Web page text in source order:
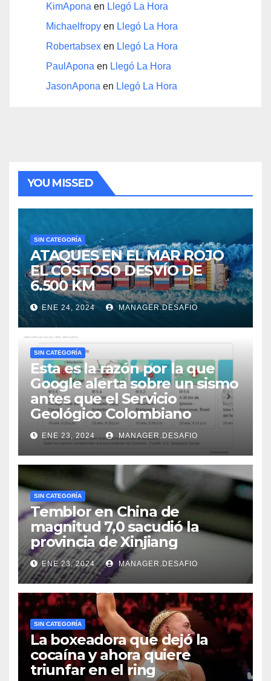
KimApona en Llegó La Hora
Michaelfropy en Llegó La Hora
Robertabsex en Llegó La Hora
PaulApona en Llegó La Hora
JasonApona en Llegó La Hora
YOU MISSED
SIN CATEGORÍA
ATAQUES EN EL MAR ROJO
EL COSTOSO DESVÍO DE
6.500 KM
ENE 24, 2024 MANAGER.DESAFIO
SIN CATEGORÍA
Esta es la razón por la que
Google alerta sobre un sismo
antes que el Servicio
Geológico Colombiano
ENE 23, 2024 MANAGER.DESAFIO
SIN CATEGORÍA
Temblor en China de
magnitud 7,0 sacudió la
provincia de Xinjiang
ENE 23, 2024 MANAGER.DESAFIO
SIN CATEGORÍA
La boxeadora que dejó la
cocaína y ahora quiere
triunfar en el ring​